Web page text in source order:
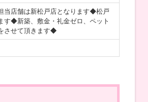
当店舗は新松戸店となります◆松戸
す◆新築、敷金・礼金ゼロ、ペット
させて頂きます◆